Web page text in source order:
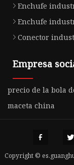
Enchufe
Enchufe
Conector
Empresa
precio de la bola
maceta china
Copyright ©